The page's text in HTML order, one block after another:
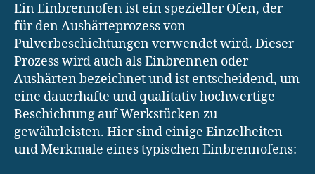
Ein Einbrennofen ist ein spezieller Ofen, der
für den Aushärteprozess von
Pulverbeschichtungen verwendet wird. Dieser
Prozess wird auch als Einbrennen oder
Aushärten bezeichnet und ist entscheidend, um
eine dauerhafte und qualitativ hochwertige
Beschichtung auf Werkstücken zu
gewährleisten. Hier sind einige Einzelheiten
und Merkmale eines typischen Einbrennofens: